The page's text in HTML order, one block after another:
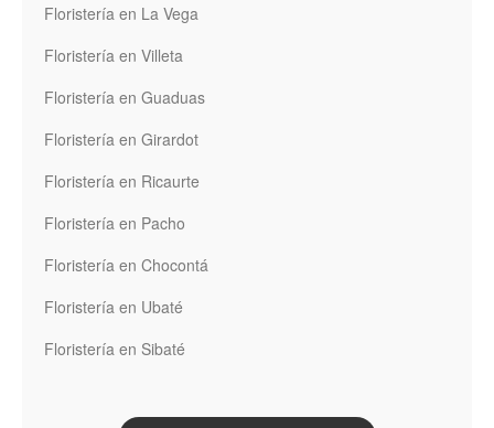
Floristería en La Vega
Floristería en Villeta
Floristería en Guaduas
Floristería en Girardot
Floristería en Ricaurte
Floristería en Pacho
Floristería en Chocontá
Floristería en Ubaté
Floristería en Sibaté